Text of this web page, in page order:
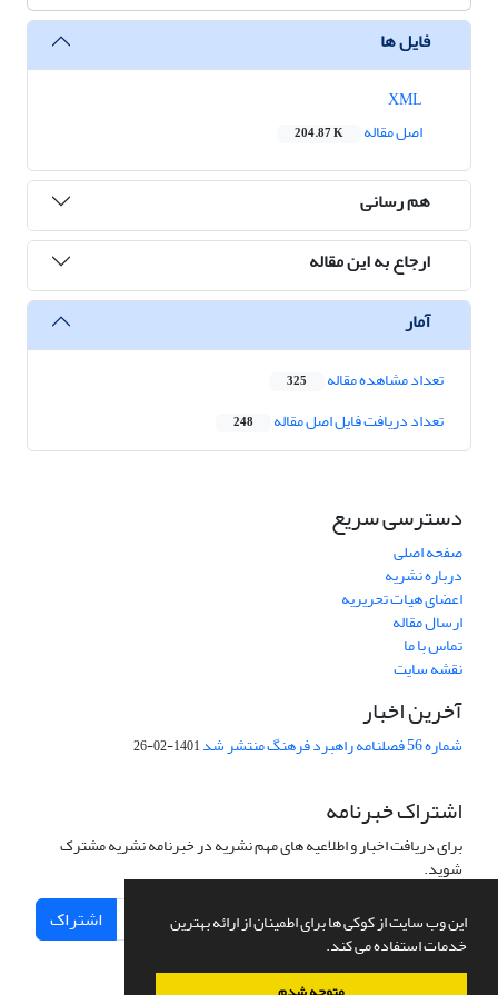
این وب سایت از کوکی ها برای اطمینان از ارائه بهترین
خدمات استفاده می کند.
فایل ها
اصل مقاله
204.87 K
هم رسانی
ارجاع به این مقاله
آمار
تعداد مشاهده مقاله 325
تعداد دریافت فایل اصل مقاله 248
دسترسی سریع
صفحه اصلی
درباره نشریه
اعضای هیات تحریریه
ارسال مقاله
تماس با ما
نقشه سایت
آخرین اخبار
شماره 56 فصلنامه راهبرد فرهنگ منتشر شد 1401-02-26
اشتراک خبرنامه
برای دریافت اخبار و اطلاعیه های مهم نشریه در خبرنامه نشریه مشترک
شوید.
اشتراک